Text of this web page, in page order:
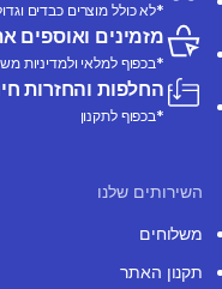
*לא כולל מוצרים כבדים
מזמינים ואוספים
*בכפוף למלאי ולמדיניות
החלפות והחזרות חינם עד 365 ימים
*בכפוף לתקנון
השירותים שלנו
משלוחים
תקנון האתר